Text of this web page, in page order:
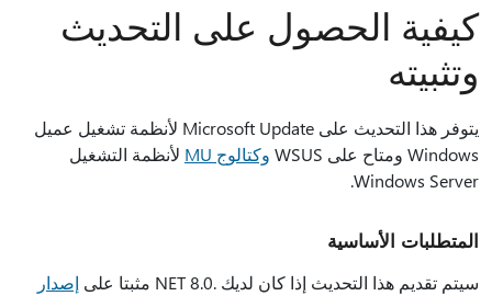
كيفية الحصول على التحديث
وتثبيته
يتوفر هذا التحديث على Microsoft Update لأنظمة تشغيل عميل
Windows ومتاح على WSUS
وكتالوج MU
لأنظمة التشغيل
Windows Server.
المتطلبات الأساسية
سيتم تقديم هذا التحديث إذا كان لديك .NET 8.0 مثبتا على
إصدار